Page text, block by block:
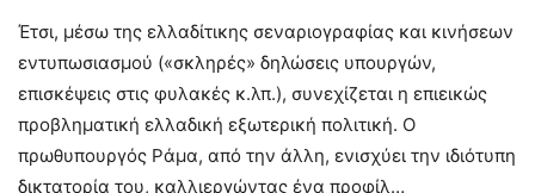
Έτσι, μέσω της ελλαδίτικης σεναριογραφίας και κινήσεων
εντυπωσιασμού («σκληρές» δηλώσεις υπουργών,
επισκέψεις στις φυλακές κ.λπ.), συνεχίζεται η επιεικώς
προβληματική ελλαδική εξωτερική πολιτική. Ο
πρωθυπουργός Ράμα, από την άλλη, ενισχύει την ιδιότυπη
δικτατορία του, καλλιεργώντας ένα προφίλ…